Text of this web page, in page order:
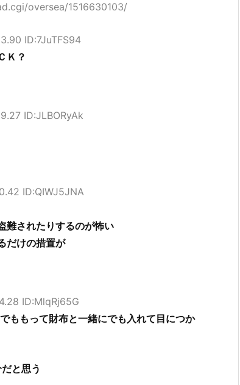
oversea/1516630103/
ID:7JuTFS94
Ｋ？
ID:JLBORyAk
ID:QIWJ5JNA
難されたりするのが怖い
だけの措置が
ID:MlqRj65G
ももって財布と一緒にでも入れて目につか
と思う